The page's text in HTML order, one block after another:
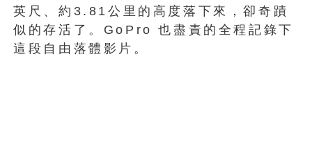
英尺、約3.81公里的高度落下來，卻奇蹟
似的存活了。GoPro 也盡責的全程記錄下
這段自由落體影片。